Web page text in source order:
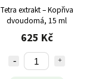
Tetra extrakt – Kopřiva
dvoudomá, 15 ml
625 Kč